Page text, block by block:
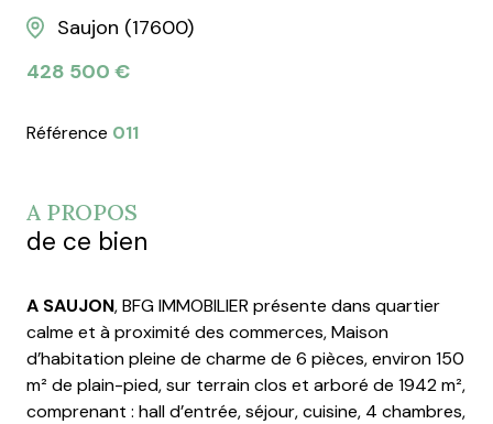
Saujon (17600)
428 500 €
Référence 011
A PROPOS
de ce bien
A SAUJON, BFG IMMOBILIER présente dans quartier
calme et à proximité des commerces, Maison
d’habitation pleine de charme de 6 pièces, environ 150
m² de plain-pied, sur terrain clos et arboré de 1942 m²,
comprenant : hall d’entrée, séjour, cuisine, 4 chambres,